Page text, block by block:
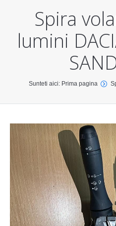
Spira
lumini
You are here:
Sunteti aici: Prima pagina